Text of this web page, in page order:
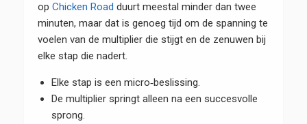
op Chicken Road duurt meestal minder dan twee
minuten, maar dat is genoeg tijd om de spanning te
voelen van de multiplier die stijgt en de zenuwen bij
elke stap die nadert.
Elke stap is een micro‑beslissing.
De multiplier springt alleen na een succesvolle
sprong.